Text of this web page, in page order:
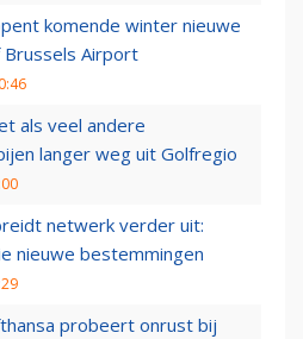
komende winter nieuwe
Airport
als veel andere
langer weg uit Golfregio
netwerk verder uit:
nieuwe bestemmingen
probeert onrust bij